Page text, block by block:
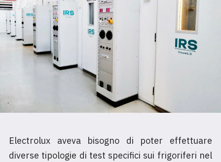
Electrolux aveva bisogno di poter effettuare
diverse tipologie di test specifici sui frigoriferi nel